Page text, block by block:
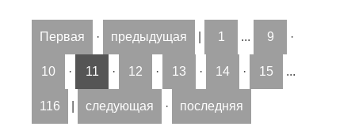
Первая · предыдущая 1 ... 9 ·
10 · 11 · 12 · 13 · 14 · 15 ...
116 следующая · последняя